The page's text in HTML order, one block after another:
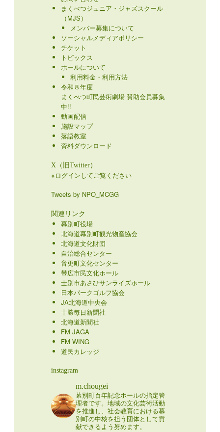
まくべつジュニア・ジャズスクール
（MJS）
メンバー募集について
ソーシャルメディアポリシー
チケット
トピックス
ホールについて
利用料金・利用方法
令和８年度
まくべつ町民芸術劇場 賛助会員募集
中!!
動画配信
施設マップ
落語教室
資料ダウンロード
X（旧Twitter）
※ログインしてご覧ください
Tweets by NPO_MCGG
関連リンク
幕別町役場
北海道幕別町観光物産協会
北海道文化財団
自治総合センター
音更町文化センター
帯広市民文化ホール
士別市あさひサンライズホール
日本パークゴルフ協会
JA北海道中央会
十勝毎日新聞社
北海道新聞社
FM JAGA
FM WING
道民カレッジ
instagram
m.chougei
幕別町百年記念ホールの指定管
理者です。地域の文化芸術活動
を推進し、社会教育における幕
別町の中核を担う団体として貢
献できるよう努めます。